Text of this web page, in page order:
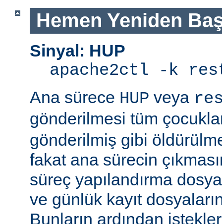
Hemen Yeniden
Sinyal: HUP
apache2ctl -k
Ana sürece HUP veya
gönderilmesi tüm
gönderilmiş gibi
fakat ana sürecin
süreç yapılandırma
ve günlük kayıt
Bunların ardından